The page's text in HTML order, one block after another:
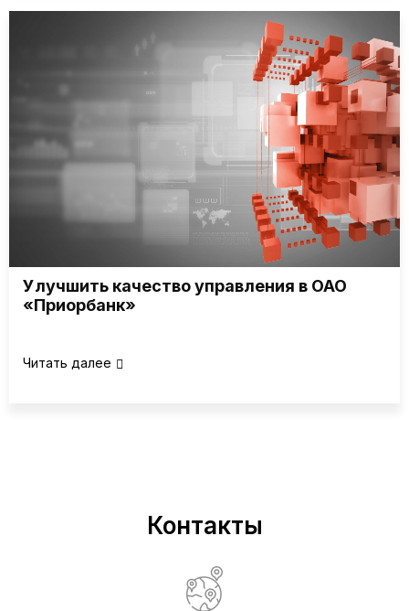
Улучшить качество управления в ОАО
«Приорбанк»
Читать далее
Контакты